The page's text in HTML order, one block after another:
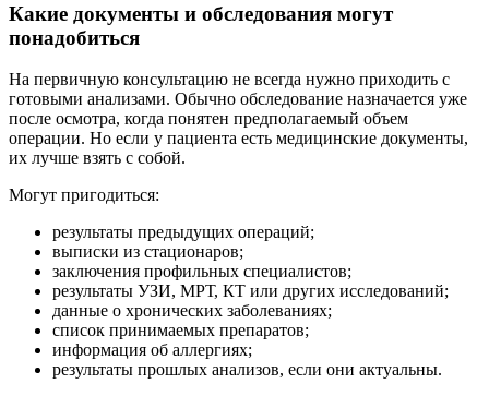
Какие документы и обследования могут
понадобиться
На первичную консультацию не всегда нужно приходить с
готовыми анализами. Обычно обследование назначается уже
после осмотра, когда понятен предполагаемый объем
операции. Но если у пациента есть медицинские документы,
их лучше взять с собой.
Могут пригодиться:
результаты предыдущих операций;
выписки из стационаров;
заключения профильных специалистов;
результаты УЗИ, МРТ, КТ или других исследований;
данные о хронических заболеваниях;
список принимаемых препаратов;
информация об аллергиях;
результаты прошлых анализов, если они актуальны.